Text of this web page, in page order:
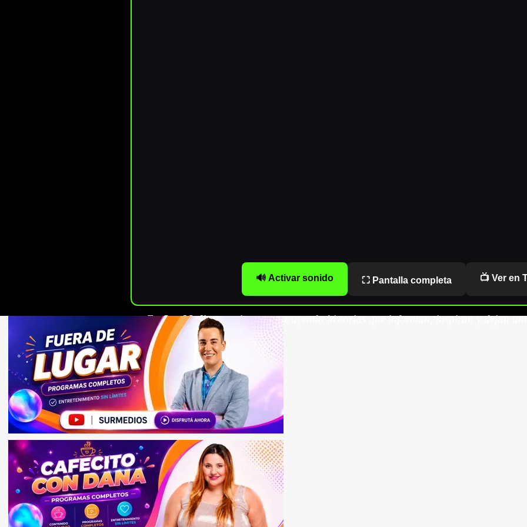
🔊 Activar sonido ⛶ Pantalla completa 📺 Ver en
EnSur Mediosseguimos construyendo historias que informan, inspiran y dejan